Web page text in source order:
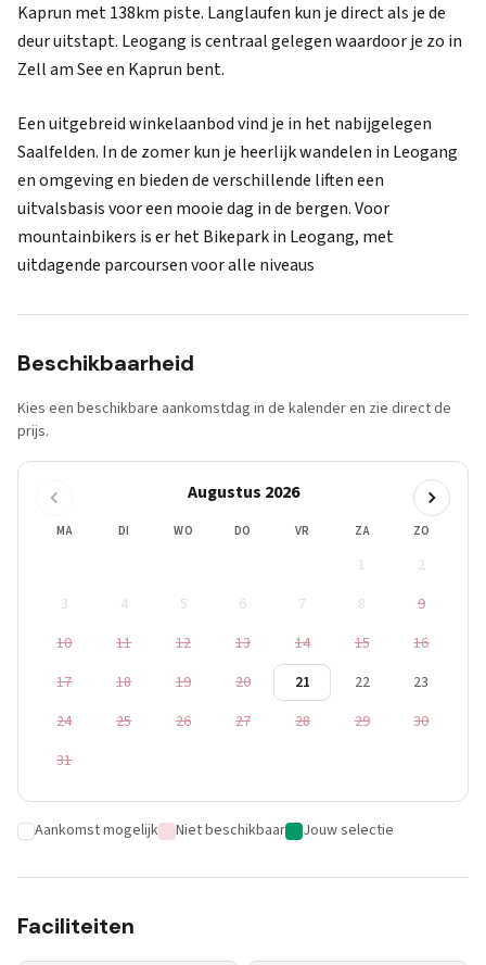
Kaprun met 138km piste. Langlaufen kun je direct als je de
deur uitstapt. Leogang is centraal gelegen waardoor je zo in
Zell am See en Kaprun bent.
Een uitgebreid winkelaanbod vind je in het nabijgelegen
Saalfelden. In de zomer kun je heerlijk wandelen in Leogang
en omgeving en bieden de verschillende liften een
uitvalsbasis voor een mooie dag in de bergen. Voor
mountainbikers is er het Bikepark in Leogang, met
uitdagende parcoursen voor alle niveaus
Beschikbaarheid
Kies een beschikbare aankomstdag in de kalender en zie direct de
prijs.
Augustus 2026
MA DI WO DO VR ZA ZO
1
2
3
4 5 6 7 8
9
10
11 12 13 14 15
16
17
18 19 20 21 22
23
24
25 26 27 28 29
30
31
Aankomst mogelijk Niet beschikbaar Jouw selectie
Faciliteiten